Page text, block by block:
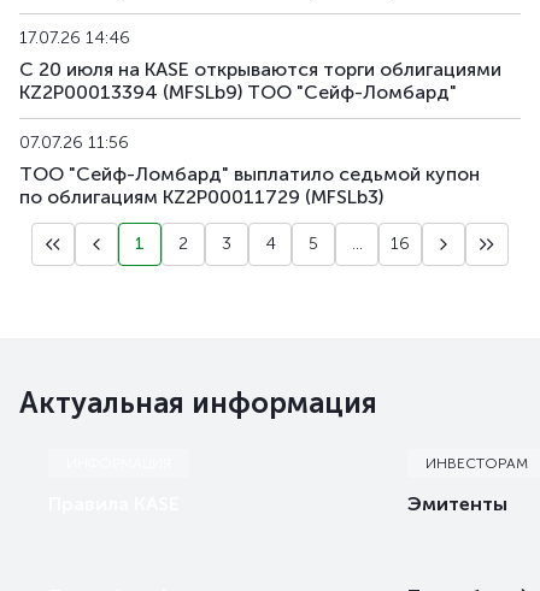
17.07.26 14:46
С 20 июля на KASE открываются торги облигациями
KZ2P00013394 (MFSLb9) ТОО "Сейф-Ломбард"
07.07.26 11:56
ТОО "Сейф-Ломбард" выплатило седьмой купон
по облигациям KZ2P00011729 (MFSLb3)
1 2 3 4 5 ... 16
Актуальная информация
ИНВЕСТОРАМ
Эмитенты